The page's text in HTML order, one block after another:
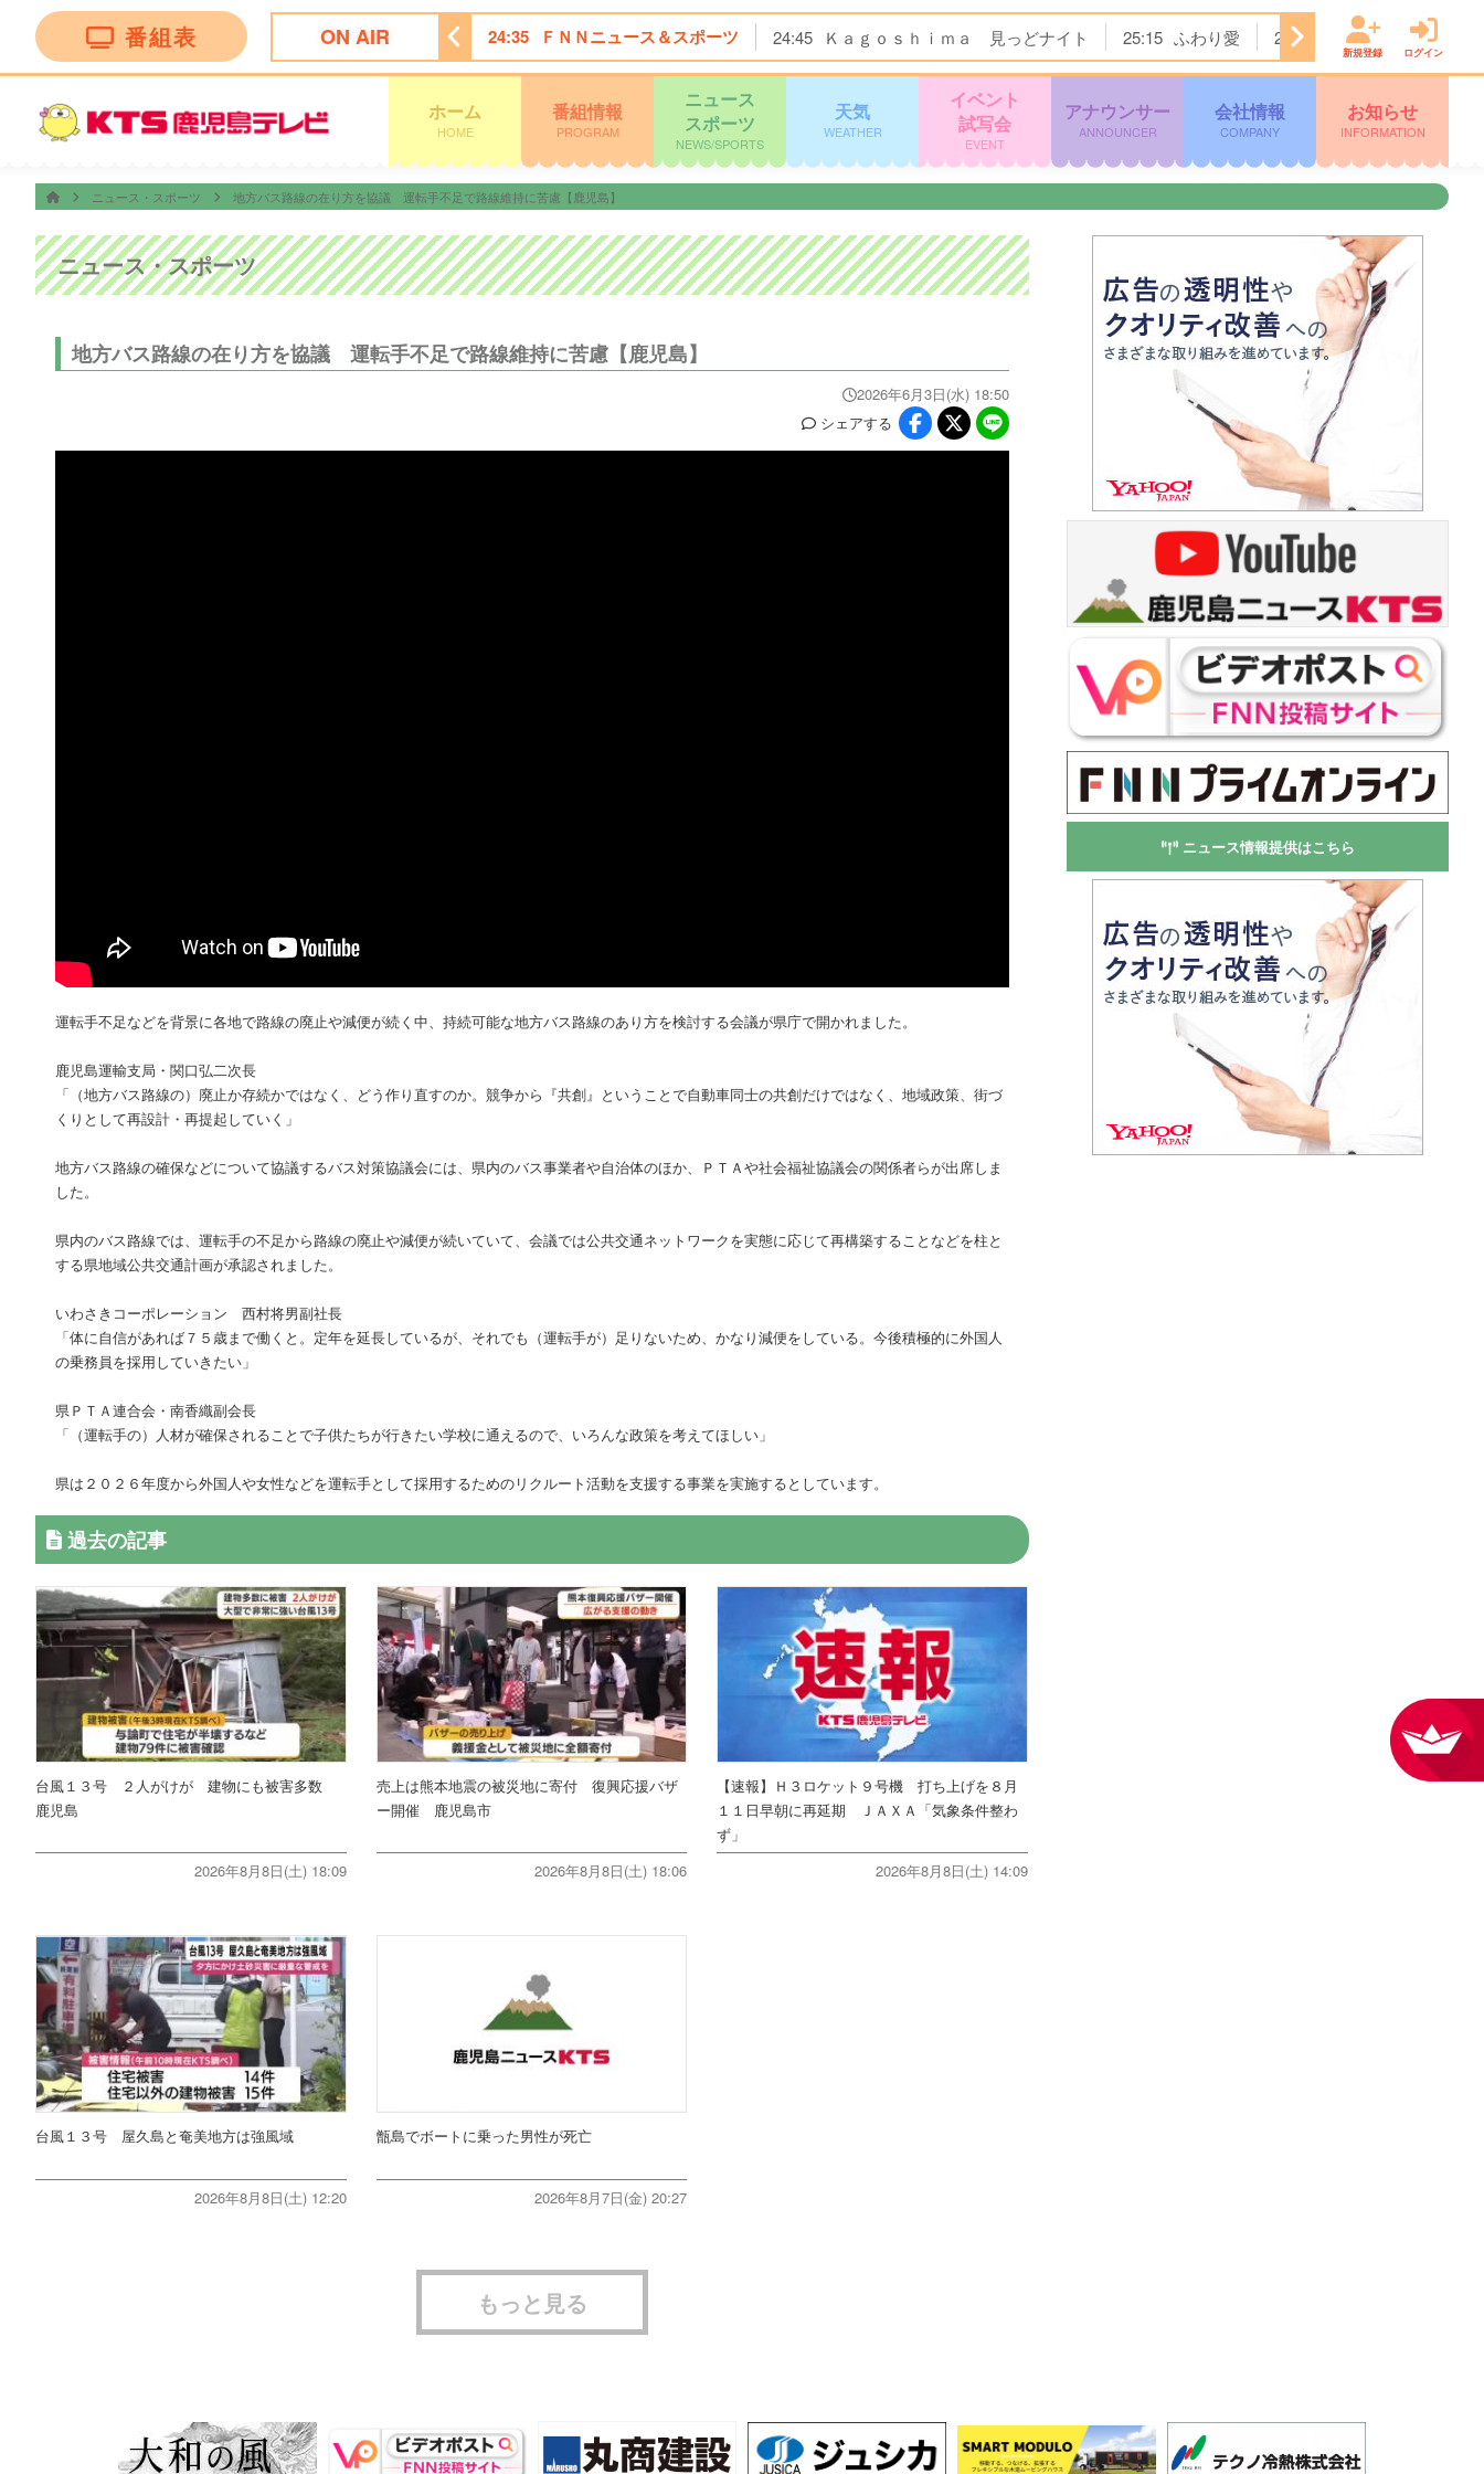
番組表 ON AIR
ドラ＞ミッドナイト屋台 Ｓｅａｓｏｎ２〜ル・モンドゥ〜 24:35 ＦＮＮニュース＆スポーツ 24:45 Ｋａｇｏｓｈｉｍａ 見っどナイト 25:15 ふわり愛 25:45 パンサー尾形のど
新規登録 ログイン
ホーム
HOME
番組情報
PROGRAM
ニュース
スポーツ
NEWS/SPORTS
天気
WEATHER
イベント
試写会
EVENT
アナウンサー
ANNOUNCER
会社情報
COMPANY
お知らせ
INFORMATION
ニュース・スポーツ 地方バス路線の在り方を協議 運転手不足で路線維持に苦慮【鹿児島】
ニュース・スポーツ
地方バス路線の在り方を協議 運転手不足で路線維持に苦慮【鹿児島】
2026年6月3日(水) 18:50
シェアする
運転手不足などを背景に各地で路線の廃止や減便が続く中、持続可能な地方バス路線のあり方を検討する会議が県庁で開かれました。
鹿児島運輸支局・関口弘二次長
「（地方バス路線の）廃止か存続かではなく、どう作り直すのか。競争から『共創』ということで自動車同士の共創だけではなく、地域政策、街づ
くりとして再設計・再提起していく」
地方バス路線の確保などについて協議するバス対策協議会には、県内のバス事業者や自治体のほか、ＰＴＡや社会福祉協議会の関係者らが出席しま
した。
県内のバス路線では、運転手の不足から路線の廃止や減便が続いていて、会議では公共交通ネットワークを実態に応じて再構築することなどを柱と
する県地域公共交通計画が承認されました。
いわさきコーポレーション 西村将男副社長
「体に自信があれば７５歳まで働くと。定年を延長しているが、それでも（運転手が）足りないため、かなり減便をしている。今後積極的に外国人
の乗務員を採用していきたい」
県ＰＴＡ連合会・南香織副会長
「（運転手の）人材が確保されることで子供たちが行きたい学校に通えるので、いろんな政策を考えてほしい」
県は２０２６年度から外国人や女性などを運転手として採用するためのリクルート活動を支援する事業を実施するとしています。
過去の記事
台風１３号 ２人がけが 建物にも被害多数
鹿児島
2026年8月8日(土) 18:09
売上は熊本地震の被災地に寄付 復興応援バザ
ー開催 鹿児島市
2026年8月8日(土) 18:06
【速報】Ｈ３ロケット９号機 打ち上げを８月
１１日早朝に再延期 ＪＡＸＡ「気象条件整わ
ず」
2026年8月8日(土) 14:09
台風１３号 屋久島と奄美地方は強風域
2026年8月8日(土) 12:20
甑島でボートに乗った男性が死亡
2026年8月7日(金) 20:27
もっと見る
ニュース情報提供はこちら